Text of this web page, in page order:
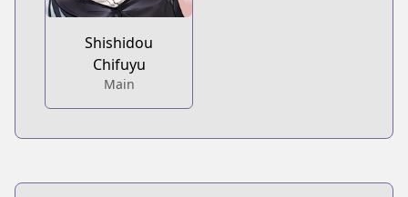
Shishidou
Chifuyu
Main